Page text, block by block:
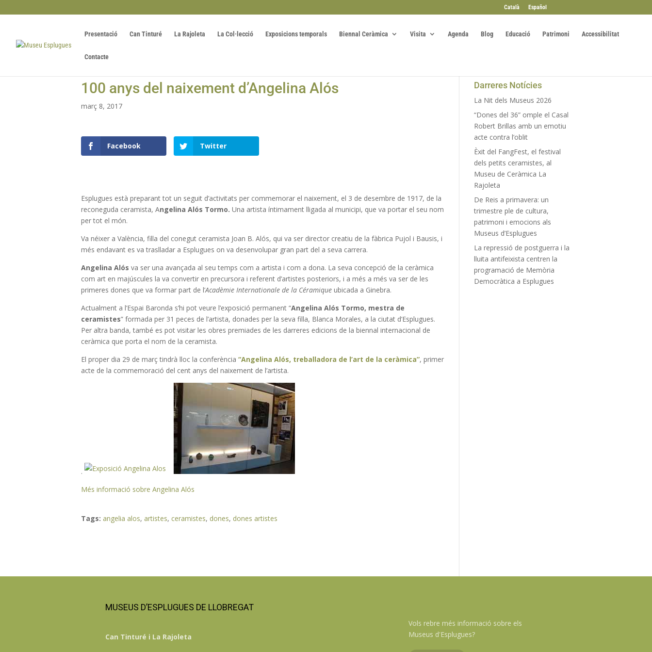
Català Español
Presentació Can Tinturé La Rajoleta La Col·lecció Exposicions temporals Biennal Ceràmica Visita Agenda Blog Educació Patrimoni Accessibilitat
Contacte
100 anys del naixement d’Angelina Alós
març 8, 2017
Facebook Twitter
Esplugues està preparant tot un seguit d’activitats per commemorar el naixement, el 3 de desembre de 1917, de la
reconeguda ceramista, Angelina Alós Tormo. Una artista íntimament lligada al municipi, que va portar el seu nom
per tot el món.
Va néixer a València, filla del conegut ceramista Joan B. Alós, qui va ser director creatiu de la fàbrica Pujol i Bausis, i
més endavant es va traslladar a Esplugues on va desenvolupar gran part del a seva carrera.
Angelina Alós va ser una avançada al seu temps com a artista i com a dona. La seva concepció de la ceràmica
com art en majúscules la va convertir en precursora i referent d’artistes posteriors, i a més a més va ser de les
primeres dones que va formar part de l’Acadèmie Internationale de la Céramique ubicada a Ginebra.
Actualment a l’Espai Baronda s’hi pot veure l’exposició permanent “Angelina Alós Tormo, mestra de
ceramistes” formada per 31 peces de l’artista, donades per la seva filla, Blanca Morales, a la ciutat d’Esplugues.
Per altra banda, també es pot visitar les obres premiades de les darreres edicions de la biennal internacional de
ceràmica que porta el nom de la ceramista.
El proper dia 29 de març tindrà lloc la conferència “Angelina Alós, treballadora de l’art de la ceràmica”, primer
acte de la commemoració del cent anys del naixement de l’artista.
.
Més informació sobre Angelina Alós
Tags: angelia alos, artistes, ceramistes, dones, dones artistes
Darreres Notícies
La Nit dels Museus 2026
“Dones del 36” omple el Casal
Robert Brillas amb un emotiu
acte contra l’oblit
Èxit del FangFest, el festival
dels petits ceramistes, al
Museu de Ceràmica La
Rajoleta
De Reis a primavera: un
trimestre ple de cultura,
patrimoni i emocions als
Museus d’Esplugues
La repressió de postguerra i la
lluita antifeixista centren la
programació de Memòria
Democràtica a Esplugues
MUSEUS D’ESPLUGUES DE LLOBREGAT
Can Tinturé i La Rajoleta
Vols rebre més informació sobre els
Museus d'Esplugues?